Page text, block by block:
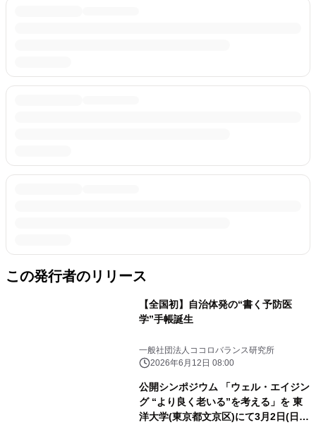
この発行者のリリース
【全国初】自治体発の“書く予防医
学”手帳誕生
一般社団法人ココロバランス研究所
2026年6月12日 08:00
公開シンポジウム 「ウェル・エイジン
グ “より良く老いる”を考える」を 東
洋大学(東京都文京区)にて3月2日(日)